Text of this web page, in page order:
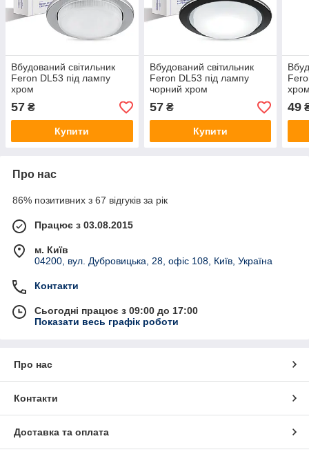
Вбудований світильник
Feron DL53 під лампу
хром
57 ₴
Купити
Вбудований світильник
Feron DL53 під лампу
чорний хром
57₴
Купити
49
Про нас
86% позитивних з 67 відгуків за рік
Працює з 03.08.2015
м. Київ
04200, вул. Дубровицька, 28, офіс 108, Київ, Україна
Контакти
Сьогодні працює з 09:00 до 17:00
Показати весь графік роботи
Про нас
Контакти
Доставка та оплата